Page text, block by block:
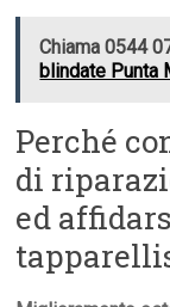
Chiama 0544
blindate Punta
Perché
di
ed